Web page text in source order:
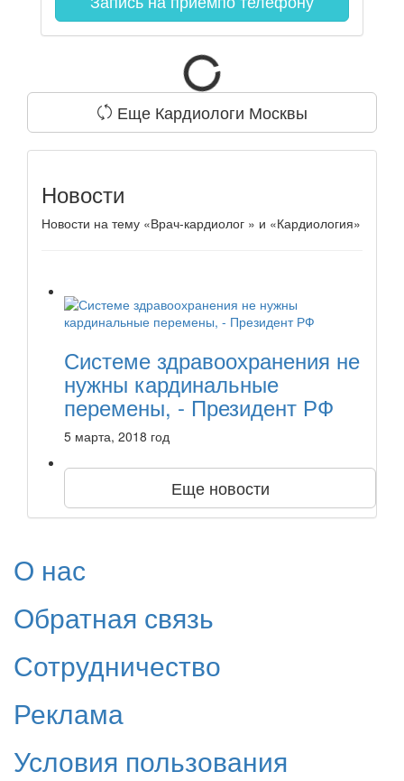
Еще Кардиологи Москвы
Новости
Новости на тему «Врач-кардиолог » и «Кардиология»
Системе здравоохранения не
нужны кардинальные
перемены, - Президент РФ
5 марта, 2018 год
Еще новости
О нас
Обратная связь
Сотрудничество
Реклама
Условия пользования